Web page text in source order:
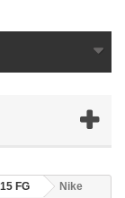
FG
Nike